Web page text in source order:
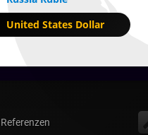
United States Dollar
Referenzen